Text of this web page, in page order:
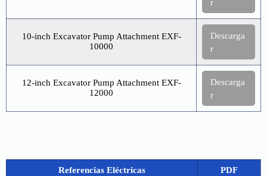
r
10-inch Excavator Pump Attachment EXF-
10000
Descarga
r
12-inch Excavator Pump Attachment EXF-
12000
Descarga
r
Referencias Eléctricas PDF